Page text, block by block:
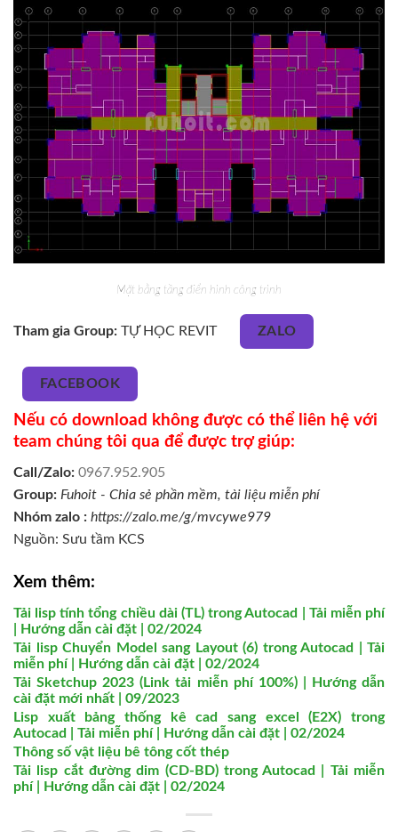
Mặt bằng tầng điển hình công trình
Tham gia Group: TỰ HỌC REVIT ZALO
FACEBOOK
Nếu có download không được có thể liên hệ với
team chúng tôi qua để được trợ giúp:
Call/Zalo: 0967.952.905
Group: Fuhoit - Chia sẻ phần mềm, tài liệu miễn phí
Nhóm zalo : https://zalo.me/g/mvcywe979
Nguồn: Sưu tầm KCS
Xem thêm:
Tải lisp tính tổng chiều dài (TL) trong Autocad | Tải miễn phí
| Hướng dẫn cài đặt | 02/2024
Tải lisp Chuyển Model sang Layout (6) trong Autocad | Tải
miễn phí | Hướng dẫn cài đặt | 02/2024
Tải Sketchup 2023 (Link tải miễn phí 100%) | Hướng dẫn
cài đặt mới nhất | 09/2023
Lisp xuất bảng thống kê cad sang excel (E2X) trong
Autocad | Tải miễn phí | Hướng dẫn cài đặt | 02/2024
Thông số vật liệu bê tông cốt thép
Tải lisp cắt đường dim (CD-BD) trong Autocad | Tải miễn
phí | Hướng dẫn cài đặt | 02/2024